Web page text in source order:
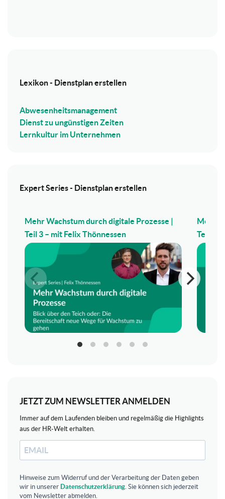
Lexikon - Dienstplan erstellen
Abwesenheitsmanagement
Dienst zu ungünstigen Zeiten
Lernkultur im Unternehmen
Expert Series - Dienstplan erstellen
Mehr Wachstum durch digitale Prozesse |
Teil 3 – mit Felix Thönnessen
Mehr
Teil 2 –
JETZT ZUM NEWSLETTER ANMELDEN
Immer auf dem Laufenden bleiben und regelmäßig die Highlights
aus der HR-Welt erhalten.
Hinweise zum Widerruf und der Verarbeitung der Daten geben
wir in unserer Datenschutzerklärung . Sie können sich jederzeit
vom Newsletter abmelden.